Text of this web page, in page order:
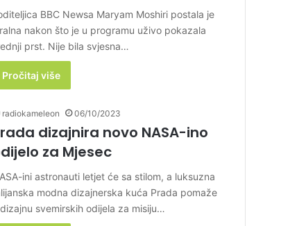
BBC Newsa Maryam Moshiri postala je
nakon što je u programu uživo pokazala
prst. Nije bila svjesna…
Pročitaj više
radiokameleon 06/10/2023
dizajnira novo NASA-ino
za Mjesec
ini astronauti letjet će sa stilom, a luksuzna
modna dizajnerska kuća Prada pomaže
svemirskih odijela za misiju…